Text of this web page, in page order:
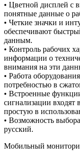
• Цветной дисплей с
понятные данные о
• Четкие значки и
обеспечивают
данным.
• Контроль рабочих
информации о
внимания на эти
• Работа
потребностью в
• Встроенные
сигнализации
простую в
• Возможность
русский.
Мобильный